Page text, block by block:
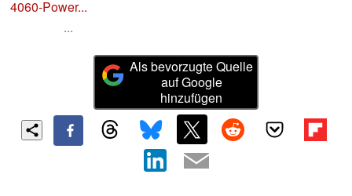
4060-Power...
...
Als bevorzugte Quelle
auf Google
hinzufügen